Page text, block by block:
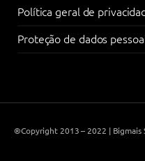
Política geral de
Proteção de dados
®Copyright 2013 – 2022 | Bigmais